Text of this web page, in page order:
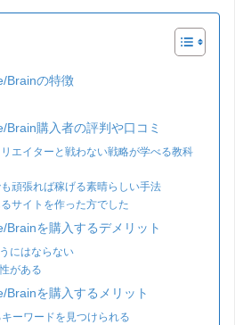
Brainの特徴
Brain購入者の評判や口コミ
エイターと戦わない戦略が学べる教科
頑張れば稼げる素晴らしい手法
サイトを作った方でした
Brainを購入するデメリット
にはならない
がある
Brainを購入するメリット
ーワードを見つけられる